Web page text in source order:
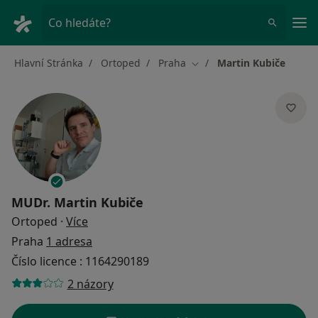
Co hledáte?
Hlavní Stránka Ortoped Praha Změna města
Martin Kubiče
MUDr. Martin Kubiče
Ortoped · Více
Praha 1 adresa
Číslo licence : 1164290189
2 názory